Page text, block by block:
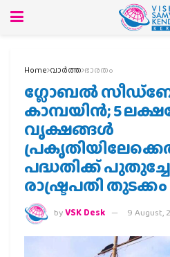
Home വാര്‍ത്ത ഭാരതം
ഗ്ലോബൽ
കാമ്പയിൻ; 5
വൃക്ഷങ്ങൾ
പദ്ധതിക്ക്
രാഷ്ട്രപതി
byVSK Desk 9 August,